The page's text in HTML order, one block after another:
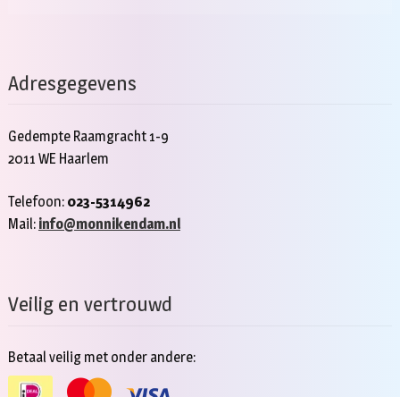
Adresgegevens
Gedempte Raamgracht 1-9
2011 WE Haarlem
Telefoon: 023-5314962
Mail: info@monnikendam.nl
Veilig en vertrouwd
Betaal veilig met onder andere: